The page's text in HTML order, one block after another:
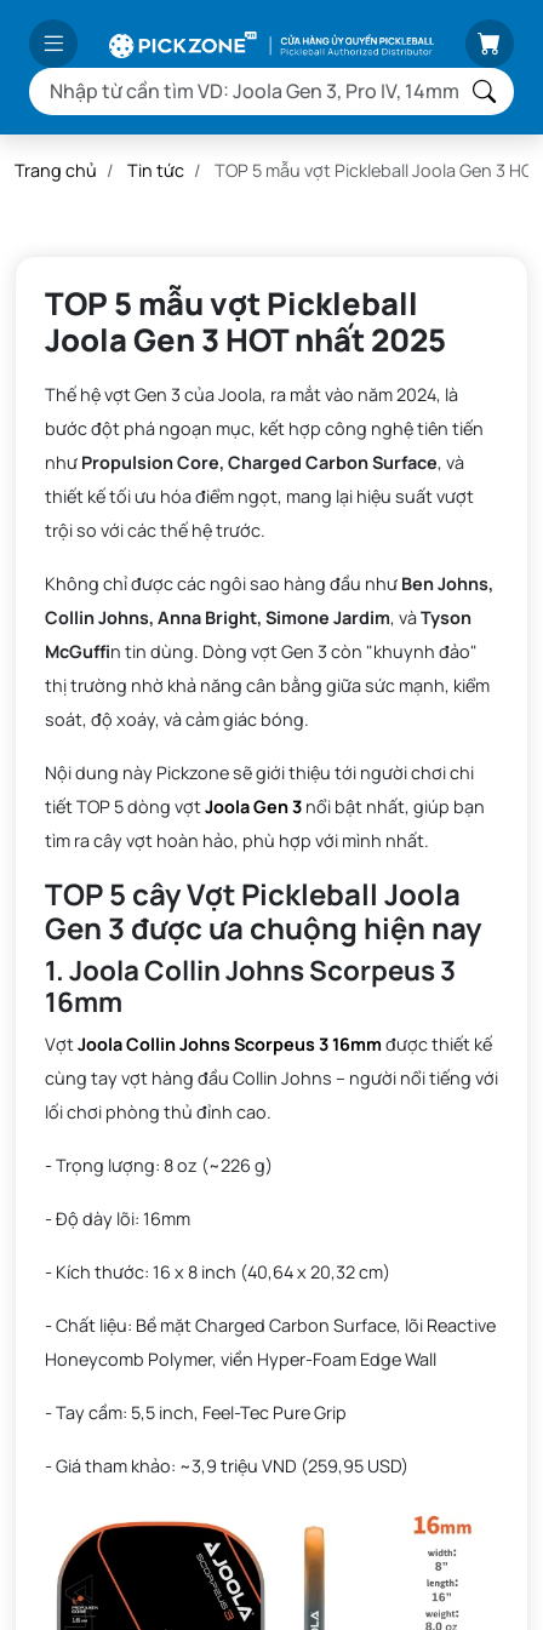
Trang chủ Tin tức TOP 5 mẫu vợt Pickleball Joola Gen 3
TOP 5 mẫu vợt Pickleball
Joola Gen 3 HOT nhất 2025
Thế hệ vợt Gen 3 của Joola, ra mắt vào năm 2024, là
bước đột phá ngoạn mục, kết hợp công nghệ tiên tiến
như Propulsion Core, Charged Carbon Surface, và
thiết kế tối ưu hóa điểm ngọt, mang lại hiệu suất vượt
trội so với các thế hệ trước.
Không chỉ được các ngôi sao hàng đầu như Ben Johns,
Collin Johns, Anna Bright, Simone Jardim, vàTyson
McGuffin tin dùng. Dòng vợt Gen 3 còn "khuynh đảo"
thị trường nhờ khả năng cân bằng giữa sức mạnh, kiểm
soát, độ xoáy, và cảm giác bóng.
Nội dung này Pickzone sẽ giới thiệu tới người chơi chi
tiết TOP 5 dòng vợtJoola Gen 3 nổi bật nhất, giúp bạn
tìm ra cây vợt hoàn hảo, phù hợp với mình nhất.
TOP 5 cây Vợt Pickleball Joola
Gen 3 được ưa chuộng hiện nay
1. Joola Collin Johns Scorpeus 3
16mm
VợtJoola Collin Johns Scorpeus 3 16mm được thiết kế
cùng tay vợt hàng đầu Collin Johns – người nổi tiếng với
lối chơi phòng thủ đỉnh cao.
- Trọng lượng: 8 oz (~226 g)
- Độ dày lõi: 16mm
- Kích thước: 16 x 8 inch (40,64 x 20,32 cm)
- Chất liệu: Bề mặt Charged Carbon Surface, lõi Reactive
Honeycomb Polymer, viền Hyper-Foam Edge Wall
- Tay cầm: 5,5 inch, Feel-Tec Pure Grip
- Giá tham khảo: ~3,9 triệu VND (259,95 USD)